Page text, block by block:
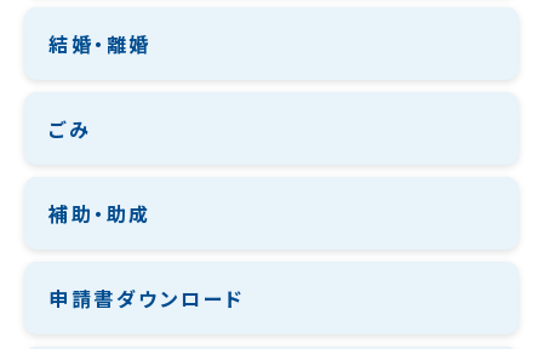
結婚・離婚
ごみ
補助・助成
申請書ダウンロード